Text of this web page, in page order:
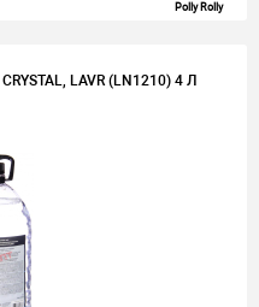
Polly Rolly
LAVR (LN1210) 4 Л